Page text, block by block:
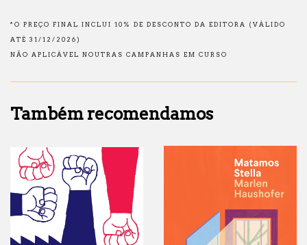
*O PREÇO FINAL INCLUI 10% DE DESCONTO DA EDITORA (VÁLIDO
ATÉ 31/12/2026)
NÃO APLICÁVEL NOUTRAS CAMPANHAS EM CURSO
Também recomendamos